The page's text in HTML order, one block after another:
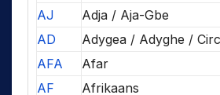
AJ
Adja / Aja-Gbe
AD
Adygea / Adyghe /
AFA
Afar
AF
Afrikaans